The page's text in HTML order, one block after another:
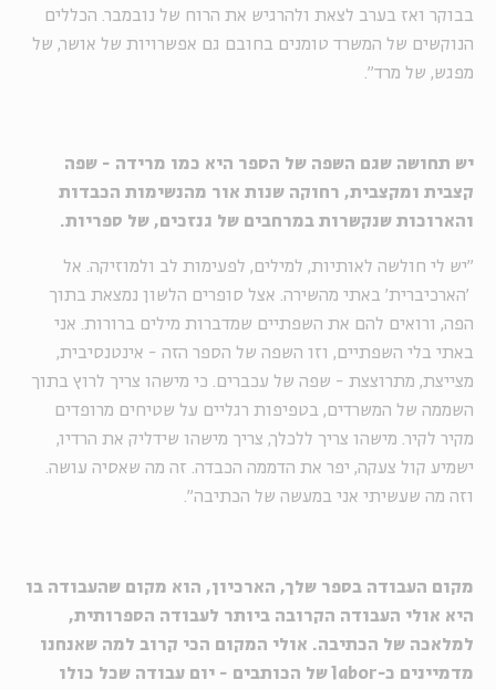
בבוקר ואז בערב לצאת ולהרגיש את הרוח של נובמבר. הכללים
הנוקשים של המשרד טומנים בחובם גם אפשרויות של אושר, של
מפגש, של מרד".
יש תחושה שגם השפה של הספר היא כמו מרידה - שפה
קצבית ומקצבית, רחוקה שנות אור מהנשימות הכבדות
והארוכות שנקשרות במרחבים של גנזכים, של ספריות.
"יש לי חולשה לאותיות, למילים, לפעימות לב ולמוזיקה. אל
'הארכיברית' באתי מהשירה. אצל סופרים הלשון נמצאת בתוך
הפה, ורואים להם את השפתיים שמדברות מילים ברורות. אני
באתי בלי השפתיים, וזו השפה של הספר הזה - אינטנסיבית,
מצייצת, מתרוצצת - שפה של עכברים. כי מישהו צריך לרוץ בתוך
השממה של המשרדים, בטפיפות רגליים על שטיחים מרופדים
מקיר לקיר. מישהו צריך ללכלך, צריך מישהו שידליק את הרדיו,
ישמיע קול צעקה, יפר את הדממה הכבדה. זה מה שאסיה עושה.
וזה מה שעשיתי אני במעשה של הכתיבה".
מקום העבודה בספר שלך, הארכיון, הוא מקום שהעבודה בו
היא אולי העבודה הקרובה ביותר לעבודה הספרותית,
למלאכה של הכתיבה. אולי המקום הכי קרוב למה שאנחנו
מדמיינים כ-labor
של הכותבים - יום עבודה שכל כולו